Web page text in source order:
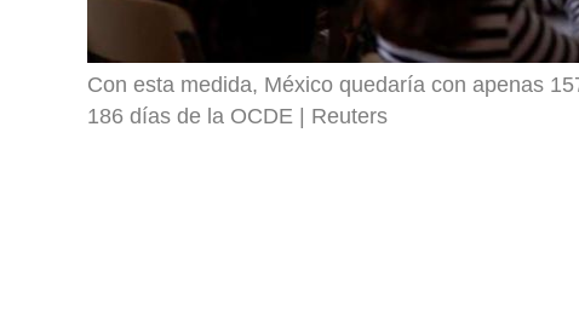
Con esta medida, México quedaría con apenas
186 días de la OCDE
Reuters